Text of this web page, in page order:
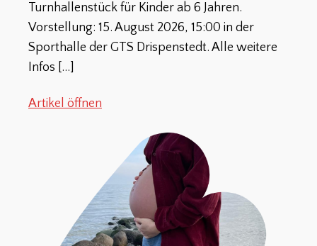
Turnhallenstück für Kinder ab 6 Jahren.
Vorstellung: 15. August 2026, 15:00 in der
Sporthalle der GTS Drispenstedt. Alle weitere
Infos […]
Artikel öffnen